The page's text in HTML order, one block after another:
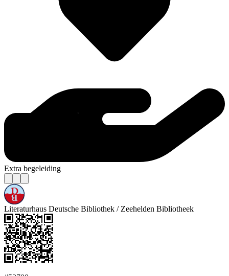
Extra begeleiding
Literaturhaus Deutsche Bibliothek / Zeehelden Bibliotheek